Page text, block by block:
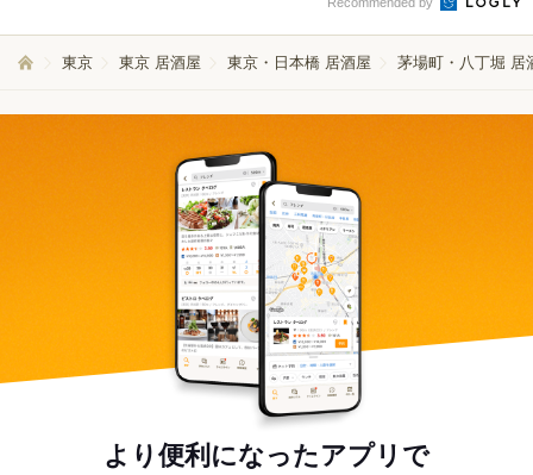
東京 東京 居酒屋 東京・日本橋 居酒屋 茅場町・八丁堀 居
より便利になったアプリで